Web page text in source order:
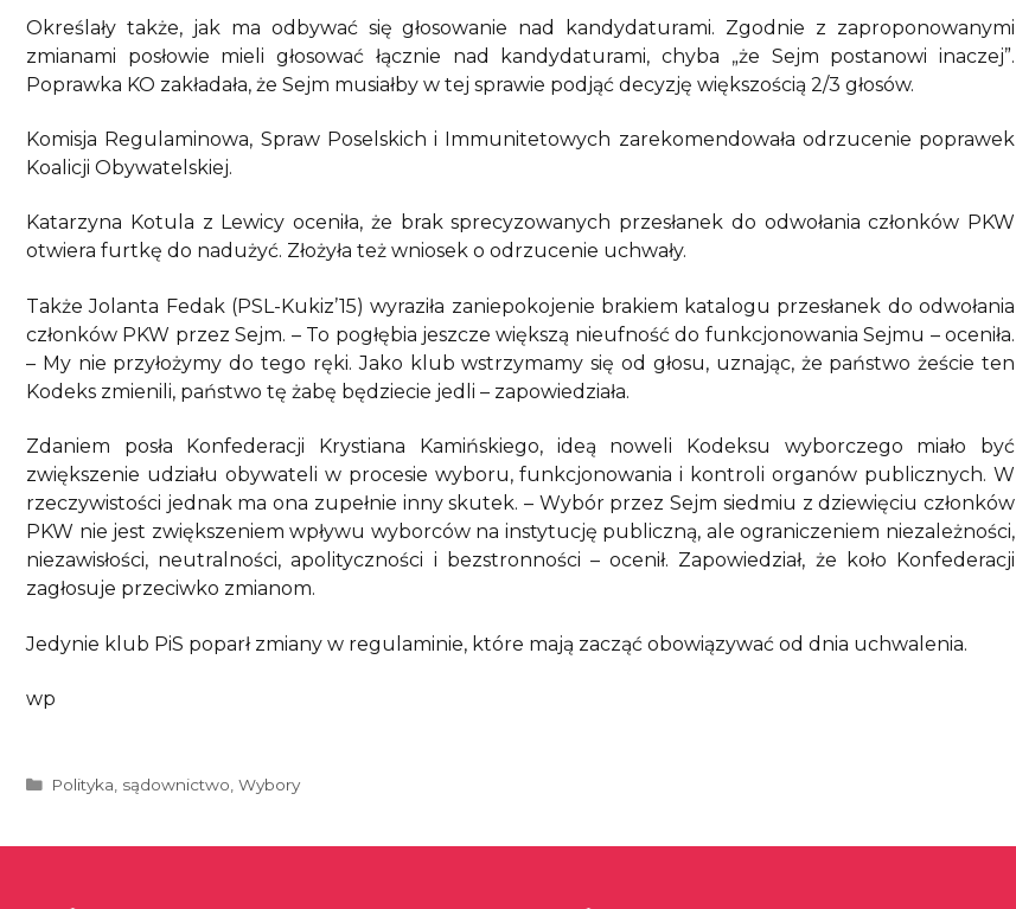
Określały także, jak ma odbywać się głosowanie nad kandydaturami. Zgodnie z zaproponowanymi
zmianami posłowie mieli głosować łącznie nad kandydaturami, chyba „że Sejm postanowi inaczej”.
Poprawka KO zakładała, że Sejm musiałby w tej sprawie podjąć decyzję większością 2/3 głosów.
Komisja Regulaminowa, Spraw Poselskich i Immunitetowych zarekomendowała odrzucenie poprawek
Koalicji Obywatelskiej.
Katarzyna Kotula z Lewicy oceniła, że brak sprecyzowanych przesłanek do odwołania członków PKW
otwiera furtkę do nadużyć. Złożyła też wniosek o odrzucenie uchwały.
Także Jolanta Fedak (PSL-Kukiz’15) wyraziła zaniepokojenie brakiem katalogu przesłanek do odwołania
członków PKW przez Sejm. – To pogłębia jeszcze większą nieufność do funkcjonowania Sejmu – oceniła.
– My nie przyłożymy do tego ręki. Jako klub wstrzymamy się od głosu, uznając, że państwo żeście ten
Kodeks zmienili, państwo tę żabę będziecie jedli – zapowiedziała.
Zdaniem posła Konfederacji Krystiana Kamińskiego, ideą noweli Kodeksu wyborczego miało być
zwiększenie udziału obywateli w procesie wyboru, funkcjonowania i kontroli organów publicznych. W
rzeczywistości jednak ma ona zupełnie inny skutek. – Wybór przez Sejm siedmiu z dziewięciu członków
PKW nie jest zwiększeniem wpływu wyborców na instytucję publiczną, ale ograniczeniem niezależności,
niezawisłości, neutralności, apolityczności i bezstronności – ocenił. Zapowiedział, że koło Konfederacji
zagłosuje przeciwko zmianom.
Jedynie klub PiS poparł zmiany w regulaminie, które mają zacząć obowiązywać od dnia uchwalenia.
wp
Kategorie
Polityka sądownictwo ,Wybory